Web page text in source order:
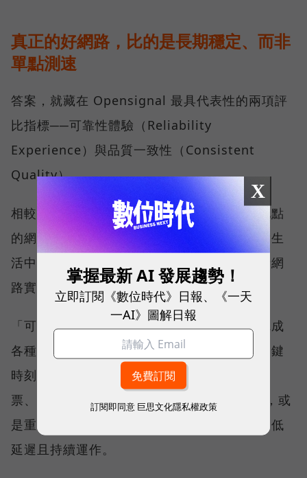
真正的好網路，比的是長期穩定、而非
單點測速
答案，就藏在 Opensignal 最具代表性的兩項評
比指標──可靠性體驗（Reliability
Experience）與品質一致性（Consistent
Quality）。
相較於傳統下載速度只反映單一時間、單一地點
的網路表現，這兩項指標更重視使用者在真實生
活中的整體體驗，因此也是最能反映電信業者網
路實力、最難取得的獎項。
「可靠性體驗」衡量的是使用者是否能順利完成
各種數位應用，因此，考驗的是網路服務在關鍵
時刻不中斷的能力。例如，搶購熱門演唱會門
票、秒殺限量商品、超商結帳掃描 QR Code，或
是重要的線上會議，都需要網路能即時回應、低
延遲且持續運作。
X
掌握最新 AI 發展趨勢！
立即訂閱《數位時代》日報、《一天
一AI》圖解日報
訂閱即同意 巨思文化隱私權政策